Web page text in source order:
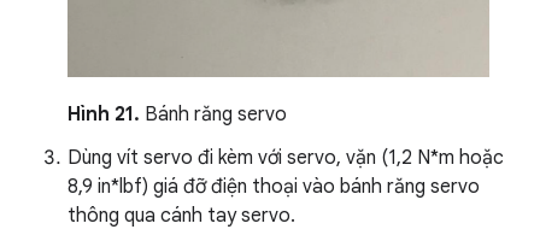
Hình 21. Bánh răng servo
Dùng vít servo đi kèm với servo, vặn (1,2 N*m hoặc
8,9 in*lbf) giá đỡ điện thoại vào bánh răng servo
thông qua cánh tay servo.